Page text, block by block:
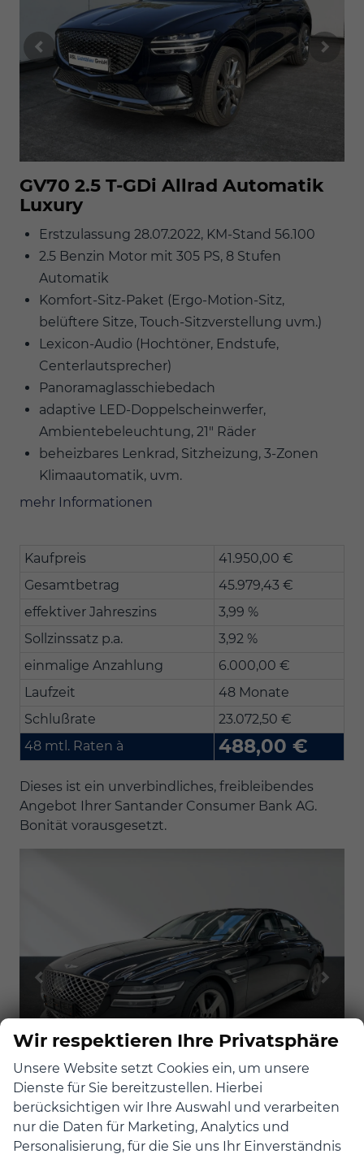
GV70 2.5 T-GDi Allrad Automatik
Luxury
Erstzulassung 28.07.2022, KM-Stand 56.100
2.5 Benzin Motor mit 305 PS, 8 Stufen
Automatik
Komfort-Sitz-Paket (Ergo-Motion-Sitz,
belüftere Sitze, Touch-Sitzverstellung uvm.)
Lexicon-Audio (Hochtöner, Endstufe,
Centerlautsprecher)
Panoramaglasschiebedach
adaptive LED-Doppelscheinwerfer,
Ambientebeleuchtung, 21" Räder
beheizbares Lenkrad, Sitzheizung, 3-Zonen
Klimaautomatik, uvm.
mehr Informationen
Kaufpreis
41.950,00 €
Gesamtbetrag
45.979,43 €
effektiver Jahreszins
3,99 %
Sollzinssatz p.a.
3,92 %
einmalige Anzahlung
6.000,00 €
Laufzeit
48 Monate
Schlußrate
23.072,50 €
48 mtl. Raten à
488,00 €
Dieses ist ein unverbindliches, freibleibendes
Angebot Ihrer Santander Consumer Bank AG.
Bonität vorausgesetzt.
G80 2.5 T-GDi RWD Luxury
Erstzulassung 19.09.2022, KM-Stand 15.200
Wir respektieren Ihre Privatsphäre
Unsere Website setzt Cookies ein, um unsere
Dienste für Sie bereitzustellen. Hierbei
berücksichtigen wir Ihre Auswahl und verarbeiten
nur die Daten für Marketing, Analytics und
Personalisierung, für die Sie uns Ihr Einverständnis